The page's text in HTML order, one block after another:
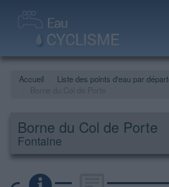
Accueil Liste des points d'eau par
Borne du Col de Porte
Fontaine